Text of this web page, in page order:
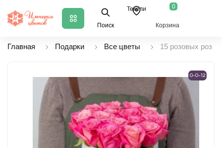
Поиск
Текели 0
Корзина
Главная Подарки Все цветы 15 розовых роз в
0-0-12